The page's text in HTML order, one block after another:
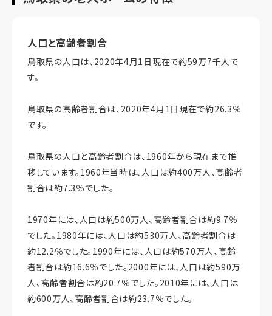
人口と高齢者割合
鳥取県の人口は、2020年4月1日現在で約59万7千人で
す。
鳥取県の高齢者割合は、2020年4月1日現在で約26.3％
です。
鳥取県の人口と高齢者割合は、1960年から現在まで推
移しています。1960年当時は、人口は約400万人、高齢者
割合は約7.3％でした。
1970年には、人口は約500万人、高齢者割合は約9.7％
でした。1980年には、人口は約530万人、高齢者割合は
約12.2％でした。1990年には、人口は約570万人、高齢
者割合は約16.6％でした。2000年には、人口は約590万
人、高齢者割合は約20.7％でした。2010年には、人口は
約600万人、高齢者割合は約23.7％でした。